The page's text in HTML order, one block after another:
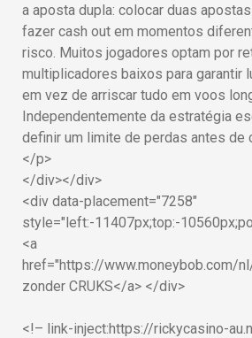
a aposta dupla: colocar duas
fazer cash out em momentos
risco. Muitos jogadores optam por
multiplicadores baixos para garantir
em vez de arriscar tudo em voos
Independentemente da estratégia
definir um limite de perdas antes de
</p>
</div></div>
<div data-placement="7258"
style="left:-11407px;top:-
<a
href="https://www.moneybob.com/
zonder CRUKS</a> </div>
<!– link-inject:https://rickycasino-